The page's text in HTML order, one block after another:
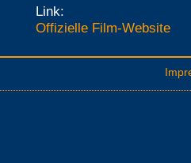
Link:
Offizielle Film-Website